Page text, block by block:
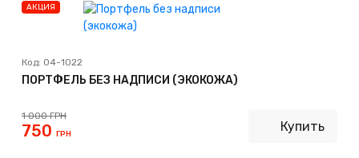
АКЦИЯ
Код: 04-1022
ПОРТФЕЛЬ БЕЗ НАДПИСИ (ЭКОКОЖА)
1 000ГРН
750 ГРН
Купить